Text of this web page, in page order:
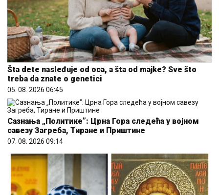
Šta dete nasleđuje od oca, a šta od majke? Sve što
treba da znate o genetici
05. 08. 2026 06:45
Сазнања „Политике”: Црна Гора следећа у војном
савезу Загреба, Тиране и Приштине
07. 08. 2026 09:14